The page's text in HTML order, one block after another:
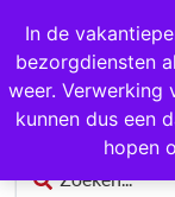
In de
bezorgdiensten
weer. Verwerking
kunnen dus een
hopen